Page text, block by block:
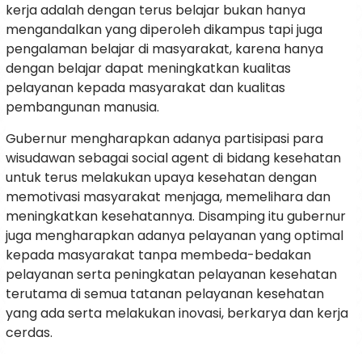
kerja adalah dengan terus belajar bukan hanya
mengandalkan yang diperoleh dikampus tapi juga
pengalaman belajar di masyarakat, karena hanya
dengan belajar dapat meningkatkan kualitas
pelayanan kepada masyarakat dan kualitas
pembangunan manusia.
Gubernur mengharapkan adanya partisipasi para
wisudawan sebagai social agent di bidang kesehatan
untuk terus melakukan upaya kesehatan dengan
memotivasi masyarakat menjaga, memelihara dan
meningkatkan kesehatannya. Disamping itu gubernur
juga mengharapkan adanya pelayanan yang optimal
kepada masyarakat tanpa membeda-bedakan
pelayanan serta peningkatan pelayanan kesehatan
terutama di semua tatanan pelayanan kesehatan
yang ada serta melakukan inovasi, berkarya dan kerja
cerdas.